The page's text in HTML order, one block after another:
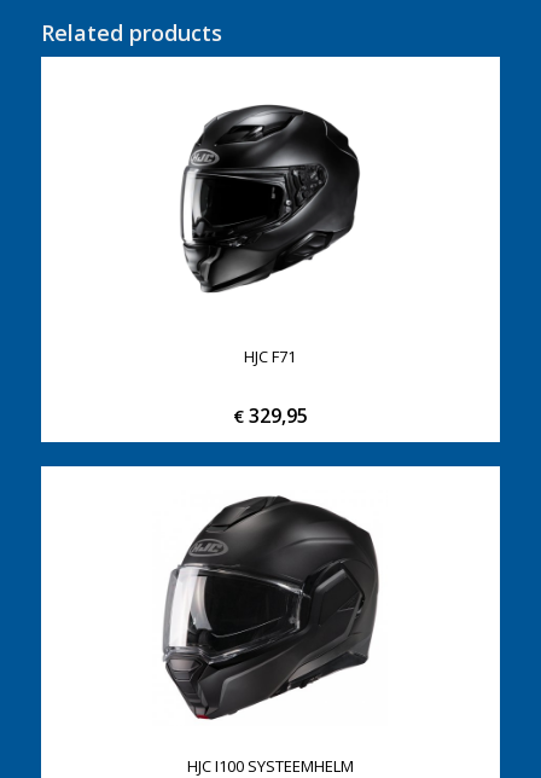
Related products
HJC F71
€329,95
HJC I100 SYSTEEMHELM